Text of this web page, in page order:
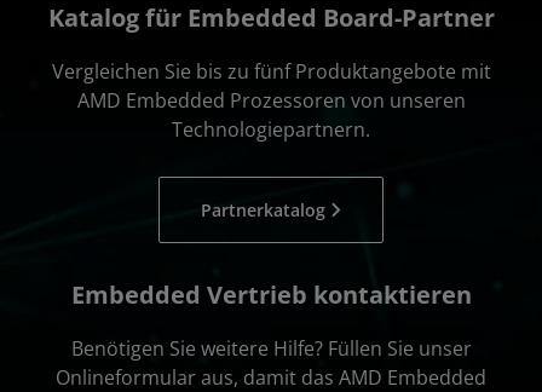
Katalog für Embedded Board-Partner
Vergleichen Sie bis zu fünf Produktangebote mit
AMD Embedded Prozessoren von unseren
Technologiepartnern.
Partnerkatalog
Embedded Vertrieb kontaktieren
Benötigen Sie weitere Hilfe? Füllen Sie unser
Onlineformular aus, damit das AMD Embedded